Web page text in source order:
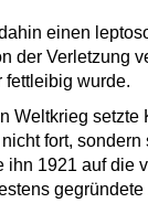
einen
der Verletzung
fettleibig wurde.
Weltkrieg setzte
fort,
ihn 1921 auf die
gegründete